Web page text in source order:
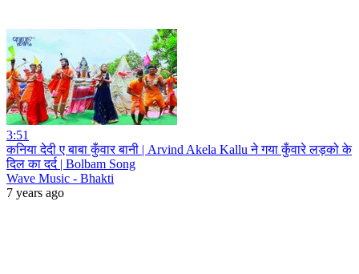
3:51
कनिया देदी ए बाबा कुँवार बानी | Arvind Akela Kallu ने गया कुँवारे लड़को के
दिल का दर्द | Bolbam Song
Wave Music - Bhakti
7 years ago